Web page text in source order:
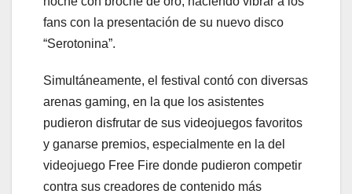
fans con la presentación de su nuevo disco
“Serotonina”.
Simultáneamente, el festival contó con diversas
arenas gaming, en la que los asistentes
pudieron disfrutar de sus videojuegos favoritos
y ganarse premios, especialmente en la del
videojuego Free Fire donde pudieron competir
contra sus creadores de contenido más